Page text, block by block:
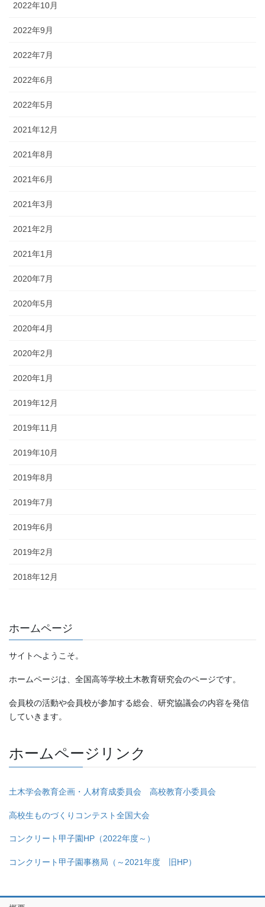
2022年10月
2022年9月
2022年7月
2022年6月
2022年5月
2021年12月
2021年8月
2021年6月
2021年3月
2021年2月
2021年1月
2020年7月
2020年5月
2020年4月
2020年2月
2020年1月
2019年12月
2019年11月
2019年10月
2019年8月
2019年7月
2019年6月
2019年2月
2018年12月
ホームページ
サイトへようこそ。
ホームページは、全国高等学校土木教育研究会のページです。
会員校の活動や会員校が参加する総会、研究協議会の内容を発信
していきます。
ホームページリンク
土木学会教育企画・人材育成委員会 高校教育小委員会
高校生ものづくりコンテスト全国大会
コンクリート甲子園HP（2022年度～）
コンクリート甲子園事務局（～2021年度 旧HP）